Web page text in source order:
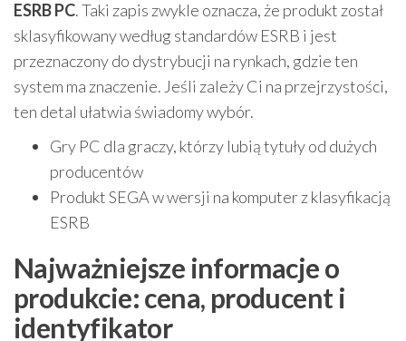
ESRB PC. Taki zapis zwykle oznacza, że produkt został
sklasyfikowany według standardów ESRB i jest
przeznaczony do dystrybucji na rynkach, gdzie ten
system ma znaczenie. Jeśli zależy Ci na przejrzystości,
ten detal ułatwia świadomy wybór.
Gry PC dla graczy, którzy lubią tytuły od dużych
producentów
Produkt SEGA w wersji na komputer z klasyfikacją
ESRB
Najważniejsze informacje o
produkcie: cena, producent i
identyfikator